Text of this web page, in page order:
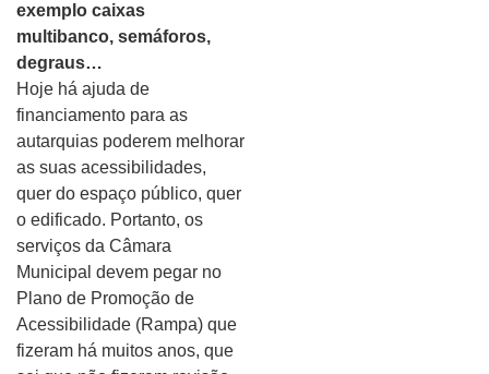
exemplo caixas
multibanco, semáforos,
degraus…
Hoje há ajuda de
financiamento para as
autarquias poderem melhorar
as suas acessibilidades,
quer do espaço público, quer
o edificado. Portanto, os
serviços da Câmara
Municipal devem pegar no
Plano de Promoção de
Acessibilidade (Rampa) que
fizeram há muitos anos, que